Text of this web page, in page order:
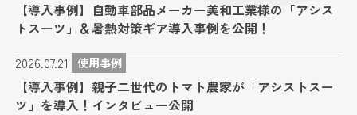
【導入事例】自動車部品メーカー美和工業様の「アシス
トスーツ」＆暑熱対策ギア導入事例を公開！
2026.07.21 使用事例
【導入事例】親子二世代のトマト農家が「アシストスー
ツ」を導入！インタビュー公開